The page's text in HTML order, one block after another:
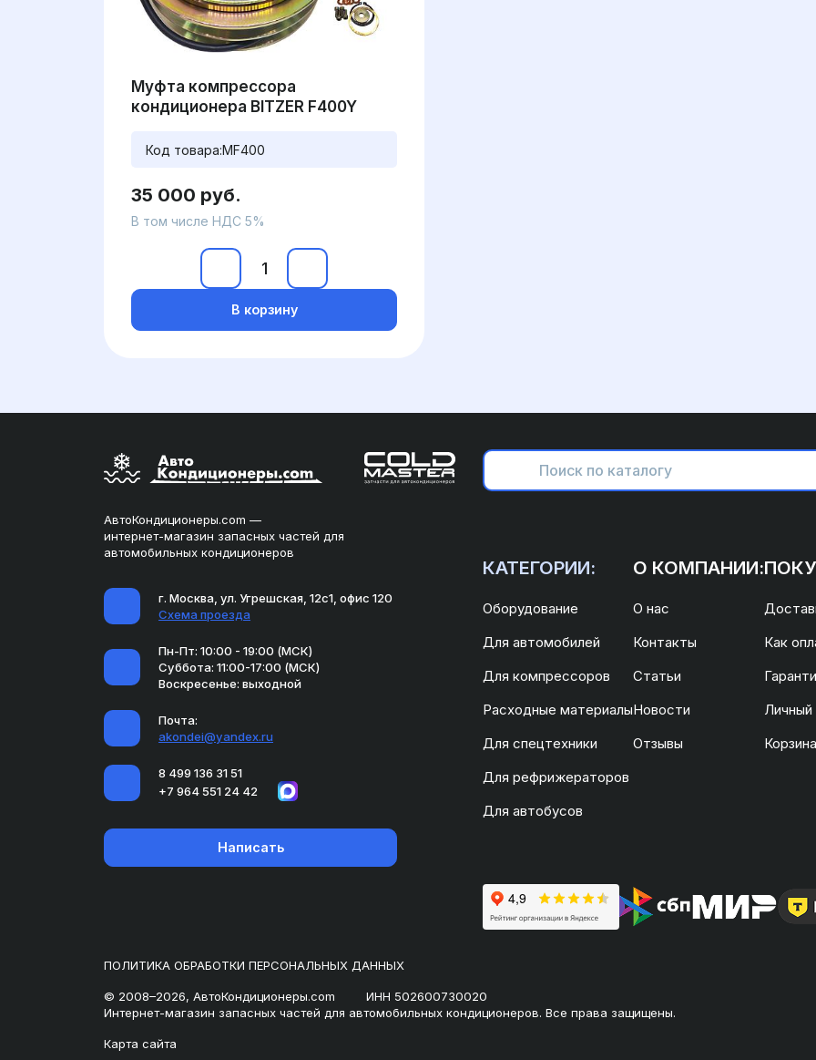
Муфта компрессора
кондиционера BITZER F400Y
Код товара:MF400
35 000 руб.
В том числе НДС 5%
В корзину
АвтоКондиционеры.com —
интернет-магазин запасных частей для
автомобильных кондиционеров
г. Москва, ул. Угрешская, 12с1, офис 120
Схема проезда
Пн-Пт: 10:00 - 19:00 (МСК)
Суббота: 11:00-17:00 (МСК)
Воскресенье: выходной
Почта:
akondei@yandex.ru
8 499 136 31 51
+7 964 551 24 42
Написать
КАТЕГОРИИ:
Оборудование
Для автомобилей
Для компрессоров
Расходные материалы
Для спецтехники
Для рефрижераторов
Для автобусов
О КОМПАНИИ:
О нас
Контакты
Статьи
Новости
Отзывы
Как
Личный
Корзина
ПОЛИТИКА ОБРАБОТКИ ПЕРСОНАЛЬНЫХ ДАННЫХ
© 2008–2026, АвтоКондиционеры.com
ИНН 502600730020
Интернет-магазин запасных частей для автомобильных кондиционеров. Все права защищены.
Карта сайта